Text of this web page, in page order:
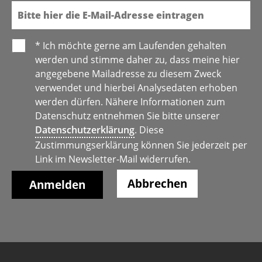
* Ich möchte gerne am Laufenden gehalten
werden und stimme daher zu, dass meine hier
angegebene Mailadresse zu diesem Zweck
verwendet und hierbei Analysedaten erhoben
werden dürfen. Nähere Informationen zum
Datenschutz entnehmen Sie bitte unserer
Datenschutzerklärung. Diese
Zustimmungserklärung können Sie jederzeit per
Link im Newsletter-Mail widerrufen.
Abbrechen